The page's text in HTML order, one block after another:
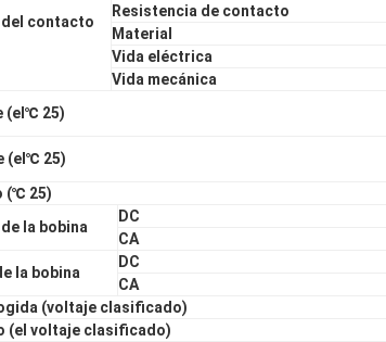
contacto
Resistencia de contacto
Material
Vida eléctrica
Vida mecánica
(el℃ 25)
(el℃ 25)
(℃ 25)
la bobina
DC
CA
la bobina
DC
CA
(voltaje clasificado)
(el voltaje clasificado)